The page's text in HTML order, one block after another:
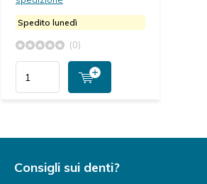
Spedito lunedì
(0)
Consigli sui denti?